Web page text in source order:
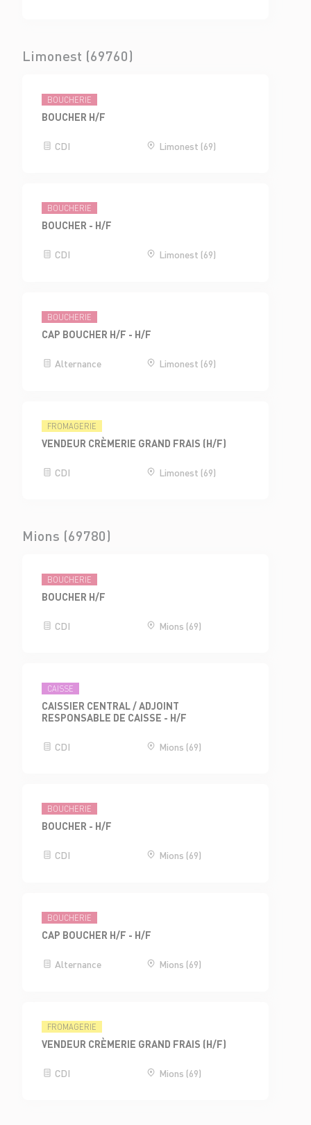
Limonest (69760)
BOUCHERIE
BOUCHER H/F
CDI Limonest (69)
BOUCHERIE
BOUCHER - H/F
CDI Limonest (69)
BOUCHERIE
CAP BOUCHER H/F - H/F
Alternance Limonest (69)
FROMAGERIE
VENDEUR CRÈMERIE GRAND FRAIS (H/F)
CDI Limonest (69)
Mions (69780)
BOUCHERIE
BOUCHER H/F
CDI Mions (69)
CAISSE
CAISSIER CENTRAL / ADJOINT
RESPONSABLE DE CAISSE - H/F
CDI Mions (69)
BOUCHERIE
BOUCHER - H/F
CDI Mions (69)
BOUCHERIE
CAP BOUCHER H/F - H/F
Alternance Mions (69)
FROMAGERIE
VENDEUR CRÈMERIE GRAND FRAIS (H/F)
CDI Mions (69)